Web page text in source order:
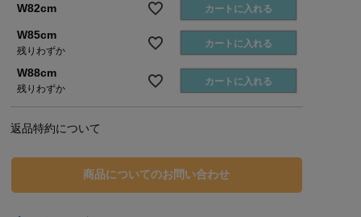
W82cm カートに入れる
W85cm
残りわずか
カートに入れる
W88cm
残りわずか
カートに入れる
返品特約について
商品についてのお問い合わせ